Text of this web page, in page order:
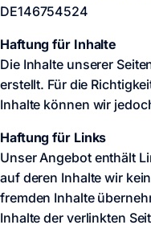
DE146754524
Haftung für Inhalte
Die Inhalte unserer
erstellt. Für die
Inhalte können wir
Haftung für Links
Unser Angebot enthält
auf deren Inhalte wir
fremden Inhalte
Inhalte der verlinkten